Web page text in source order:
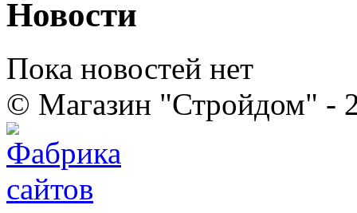
Новости
Пока новостей нет
© Магазин "Стройдом" -